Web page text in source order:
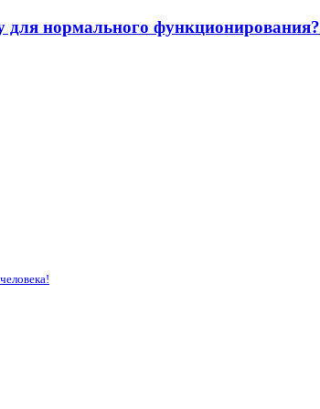
нормального функционирования?